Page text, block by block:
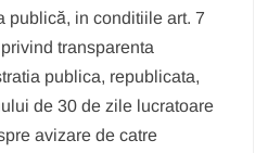
publică, in conditiile art. 7
transparenta
publica, republicata,
de 30 de zile lucratoare
avizare de catre